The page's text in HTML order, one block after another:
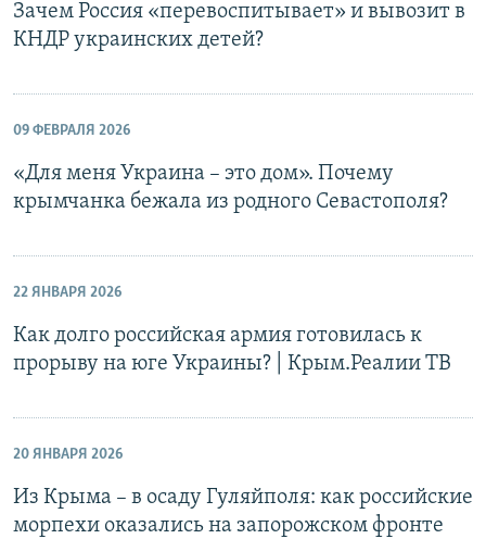
Зачем Россия «перевоспитывает» и вывозит в
КНДР украинских детей?
09 ФЕВРАЛЯ 2026
«Для меня Украина – это дом». Почему
крымчанка бежала из родного Севастополя?
22 ЯНВАРЯ 2026
Как долго российская армия готовилась к
прорыву на юге Украины? | Крым.Реалии ТВ
20 ЯНВАРЯ 2026
Из Крыма – в осаду Гуляйполя: как российские
морпехи оказались на запорожском фронте